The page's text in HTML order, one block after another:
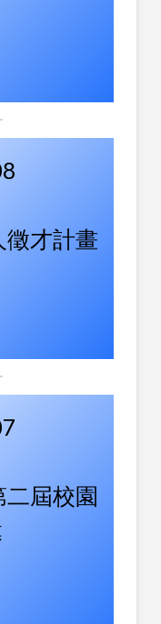
才計畫
二屆校園